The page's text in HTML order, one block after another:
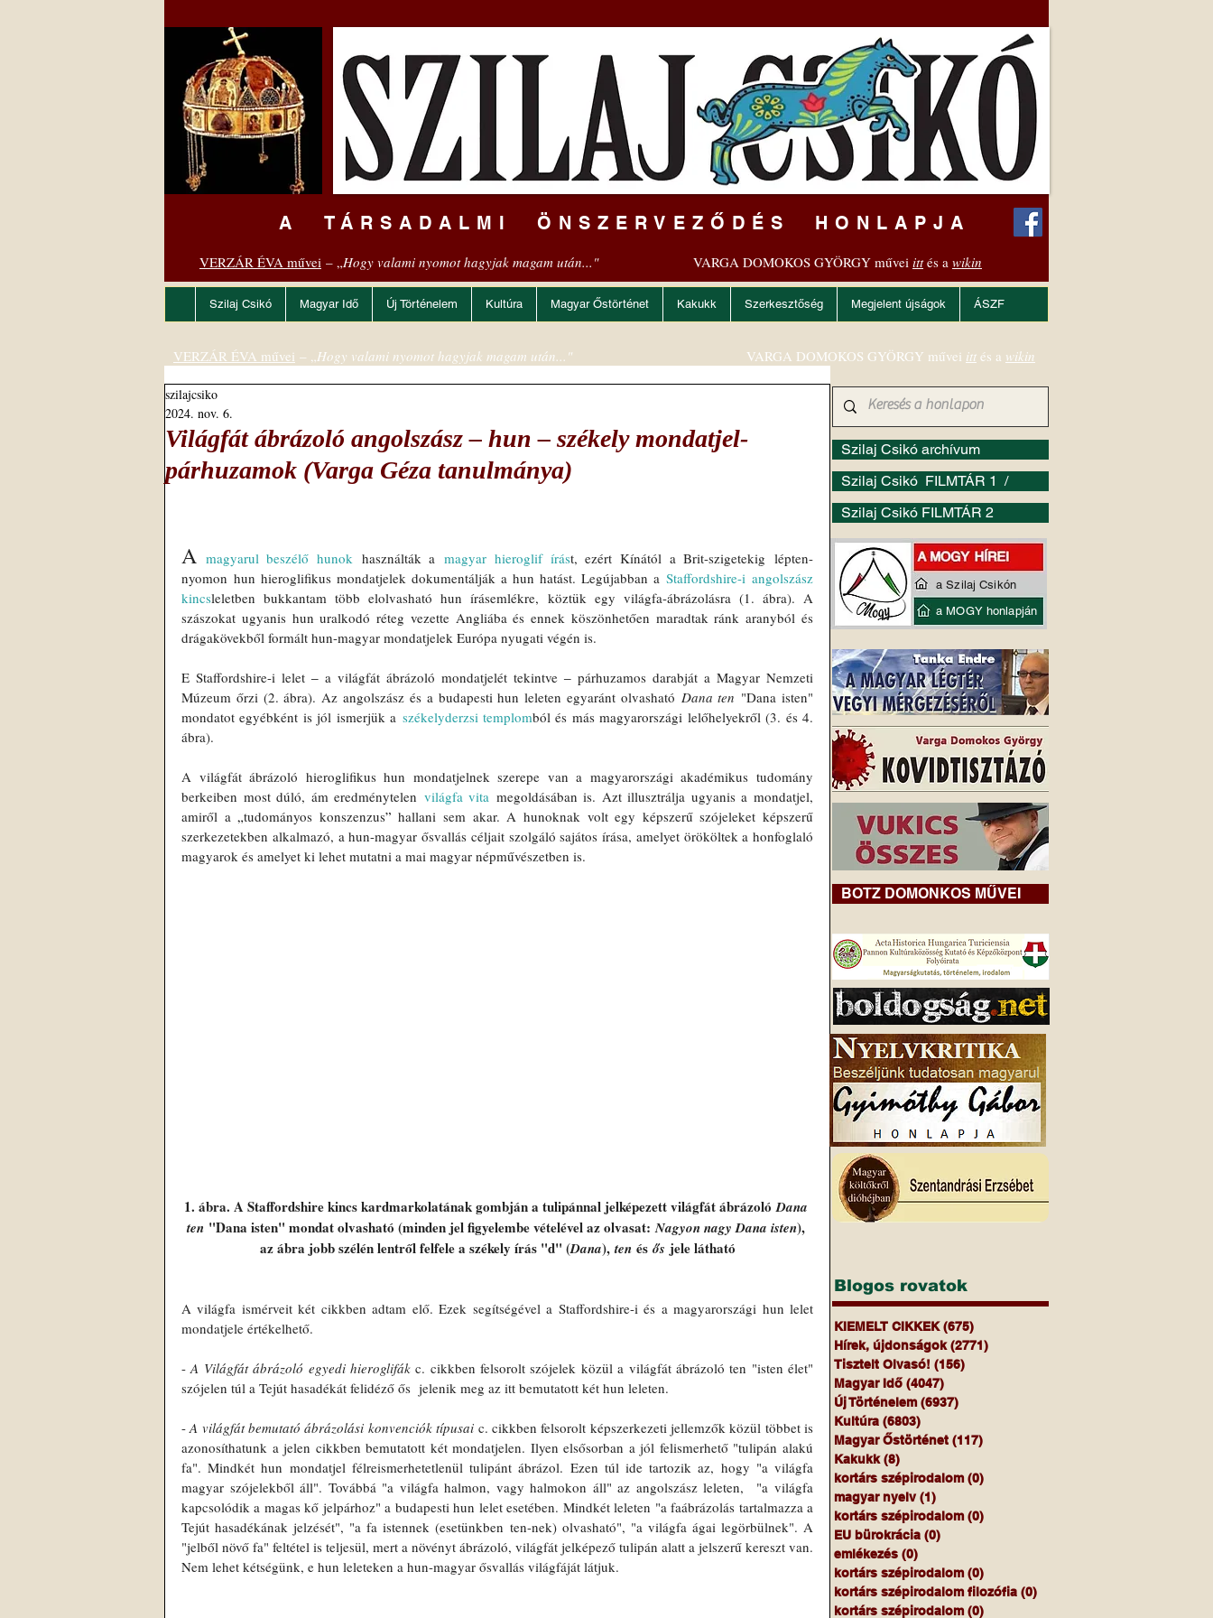
A TÁRSADALMI ÖNSZERVEZŐDÉS HONLAPJA
VERZÁR ÉVA művei – „Hogy valami nyomot hagyjak magam után..." VARGA DOMOKOS GYÖRGY művei ittés a wikin
Szilaj Csikó Magyar Idő Új Történelem Kultúra Magyar Őstörténet Kakukk Szerkesztőség Megjelent újságok ÁSZF
Világfát ábrázoló angolszász ‒ hun ‒ székely mondatjel-
párhuzamok (Varga Géza tanulmánya)
szilajcsiko
2024. nov. 6.
A magyarul beszélő hunok használták a magyar hieroglif írást, ezért Kínától a Brit-szigetekig lépten-
nyomon hun hieroglifikus mondatjelek dokumentálják a hun hatást. Legújabban a Staffordshire-i angolszász
kincsleletben bukkantam több elolvasható hun írásemlékre, köztük egy világfa-ábrázolásra (1. ábra). A
szászokat ugyanis hun uralkodó réteg vezette Angliába és ennek köszönhetően maradtak ránk aranyból és
drágakövekből formált hun-magyar mondatjelek Európa nyugati végén is.
E Staffordshire-i lelet ‒ a világfát ábrázoló mondatjelét tekintve ‒ párhuzamos darabját a Magyar Nemzeti
Múzeum őrzi (2. ábra). Az angolszász és a budapesti hun leleten egyaránt olvasható Dana ten "Dana isten"
mondatot egyébként is jól ismerjük a székelyderzsi templomból és más magyarországi lelőhelyekről (3. és 4.
ábra).
A világfát ábrázoló hieroglifikus hun mondatjelnek szerepe van a magyarországi akadémikus tudomány
berkeiben most dúló, ám eredménytelen világfa vita megoldásában is. Azt illusztrálja ugyanis a mondatjel,
amiről a „tudományos konszenzus” hallani sem akar. A hunoknak volt egy képszerű szójeleket képszerű
szerkezetekben alkalmazó, a hun-magyar ősvallás céljait szolgáló sajátos írása, amelyet örököltek a honfoglaló
magyarok és amelyet ki lehet mutatni a mai magyar népművészetben is.
1. ábra. A Staffordshire kincs kardmarkolatának gombján a tulipánnal jelképezett világfát ábrázoló Dana
ten "Dana isten" mondat olvasható (minden jel figyelembe vételével az olvasat: Nagyon nagy Dana isten),
az ábra jobb szélén lentről felfele a székely írás "d" (Dana), ten és ős jele látható
A világfa ismérveit két cikkben adtam elő. Ezek segítségével a Staffordshire-i és a magyarországi hun lelet
mondatjele értékelhető.
- A Világfát ábrázoló egyedi hieroglifák c. cikkben felsorolt szójelek közül a világfát ábrázoló ten "isten élet"
szójelen túl a Tejút hasadékát felidéző ős  jelenik meg az itt bemutatott két hun leleten.
- A világfát bemutató ábrázolási konvenciók típusai c. cikkben felsorolt képszerkezeti jellemzők közül többet is
azonosíthatunk a jelen cikkben bemutatott két mondatjelen. Ilyen elsősorban a jól felismerhető "tulipán alakú
fa". Mindkét hun mondatjel félreismerhetetlenül tulipánt ábrázol. Ezen túl ide tartozik az, hogy "a világfa
magyar szójelekből áll". Továbbá "a világfa halmon, vagy halmokon áll" az angolszász leleten,  "a világfa
kapcsolódik a magas kő jelpárhoz" a budapesti hun lelet esetében. Mindkét leleten "a faábrázolás tartalmazza a
Tejút hasadékának jelzését", "a fa istennek (esetünkben ten-nek) olvasható", "a világfa ágai legörbülnek". A
"jelből növő fa" feltétel is teljesül, mert a növényt ábrázoló, világfát jelképező tulipán alatt a jelszerű kereszt van.
Nem lehet kétségünk, e hun leleteken a hun-magyar ősvallás világfáját látjuk.
Szilaj Csikó archívum
Szilaj Csikó FILMTÁR 1 /
Szilaj Csikó FILMTÁR 2
VERZÁR ÉVA művei – „Hogy valami nyomot hagyjak magam után..." VARGA DOMOKOS GYÖRGY művei itt és a wikin
BOTZ DOMONKOS MŰVEI
Blogos rovatok
KIEMELT CIKKEK (675)
Hírek, újdonságok (2771)
Tisztelt Olvasó! (156)
Magyar Idő (4047)
Új Történelem (6937)
Kultúra (6803)
Magyar Őstörténet (117)
Kakukk (8)
kortárs szépirodalom (0)
magyar nyelv (1)
kortárs szépirodalom (0)
EU bürokrácia (0)
emlékezés (0)
kortárs szépirodalom (0)
kortárs szépirodalom filozófia (0)
kortárs szépirodalom (0)
a Szilaj Csikón
a MOGY honlapján